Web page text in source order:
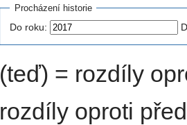
Procházení historie
Do roku:
(teď) = rozdíly
rozdíly oproti